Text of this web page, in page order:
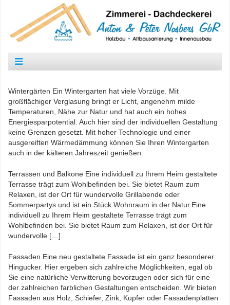
Wintergärten Ein Wintergarten hat viele Vorzüge. Mit
großflächiger Verglasung bringt er Licht, angenehm milde
Temperaturen, Nähe zur Natur und hat auch ein hohes
Energiesparpotential. Auch hier sind der individuellen Gestaltung
keine Grenzen gesetzt. Mit hoher Technologie und einer
ausgereiften Wärmedämmung können Sie Ihren Wintergarten
auch in der kälteren Jahreszeit genießen.
Terrassen und Balkone Eine individuell zu Ihrem Heim gestaltete
Terrasse trägt zum Wohlbefinden bei. Sie bietet Raum zum
Relaxen, ist der Ort für wundervolle Grillabende oder
Sommerpartys und ist ein Stück Wohnraum in der Natur.Eine
individuell zu Ihrem Heim gestaltete Terrasse trägt zum
Wohlbefinden bei. Sie bietet Raum zum Relaxen, ist der Ort für
wundervolle […]
Fassaden Eine neu gestaltete Fassade ist ein ganz besonderer
Hingucker. Hier ergeben sich zahlreiche Möglichkeiten, egal ob
Sie eine natürliche Verwitterung bevorzugen oder sich für eine
der zahlreichen farblichen Gestaltungen entscheiden. Wir bieten
Fassaden aus Holz, Schiefer, Zink, Kupfer oder Fassadenplatten